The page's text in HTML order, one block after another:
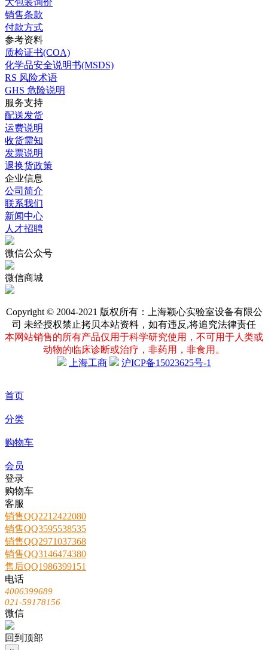
大包装询价
销售条款
付款方式
参考资料
质检证书(COA)
化学品安全说明书(MSDS)
RS 风险术语
GHS 危险说明
服务支持
配送发货
运费说明
收货需知
发票说明
退换货政策
企业信息
公司简介
联系我们
新闻中心
人才招聘
微信公众号
微信商城
Copyright © 2004-2021 版权所有：上海颖心实验室设备有限公
司 未经授权禁止拷贝本站资料，如有违反,将追究法律责任
本网站销售的所有产品仅用于科学研究使用，不可用于人类或
动物的临床诊断或治疗，非药用，非食用。
上海工商
沪ICP备15023625号-1
首页
分类
购物车
会员
登录
购物车
客服
销售QQ2212422080
销售QQ3595538535
销售QQ2971037368
销售QQ3146474380
售后QQ1986399151
电话
4006399689
021-59178156
微信
回到顶部